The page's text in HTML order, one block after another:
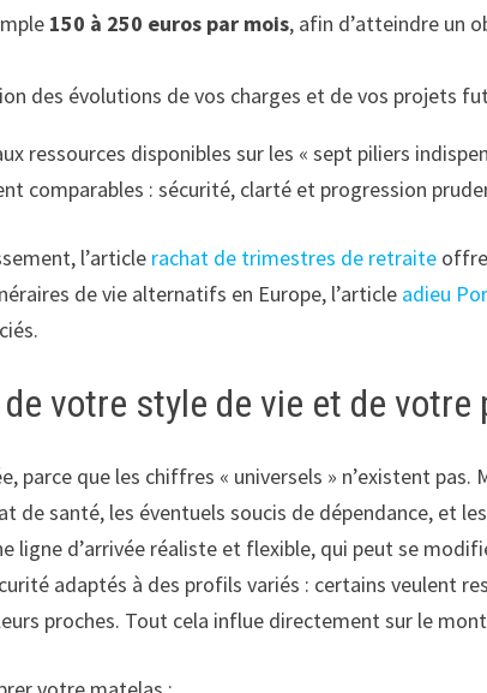
150 à 250 euros par mois, afin d’atteindre un
des évolutions de vos charges et de vos projets
ressources disponibles sur les « sept piliers
comparables : sécurité, clarté et progression
l’article rachat de trimestres de retraite
de vie alternatifs en Europe, l’article adieu
votre style de vie et de votre
parce que les chiffres « universels » n’existent pas.
de santé, les éventuels soucis de dépendance, et
ligne d’arrivée réaliste et flexible, qui peut se
adaptés à des profils variés : certains veulent
proches. Tout cela influe directement sur le